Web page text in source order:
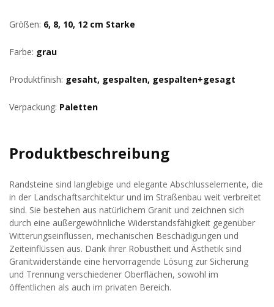
Größen: 6, 8, 10, 12 cm Starke
Farbe: grau
Produktfinish: gesaht, gespalten, gespalten+gesagt
Verpackung: Paletten
Produktbeschreibung
Randsteine sind langlebige und elegante Abschlusselemente, die
in der Landschaftsarchitektur und im Straßenbau weit verbreitet
sind. Sie bestehen aus natürlichem Granit und zeichnen sich
durch eine außergewöhnliche Widerstandsfähigkeit gegenüber
Witterungseinflüssen, mechanischen Beschädigungen und
Zeiteinflüssen aus. Dank ihrer Robustheit und Ästhetik sind
Granitwiderstände eine hervorragende Lösung zur Sicherung
und Trennung verschiedener Oberflächen, sowohl im
öffentlichen als auch im privaten Bereich.